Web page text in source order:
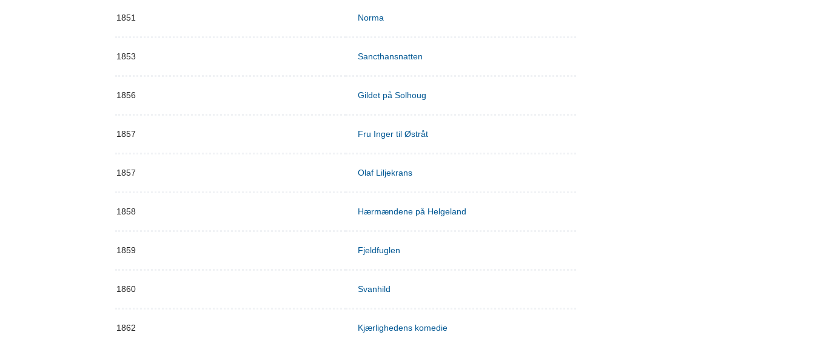
1851 Norma
1853 Sancthansnatten
1856 Gildet på Solhoug
1857 Fru Inger til Østråt
1857 Olaf Liljekrans
1858 Hærmændene på Helgeland
1859 Fjeldfuglen
1860 Svanhild
1862 Kjærlighedens komedie